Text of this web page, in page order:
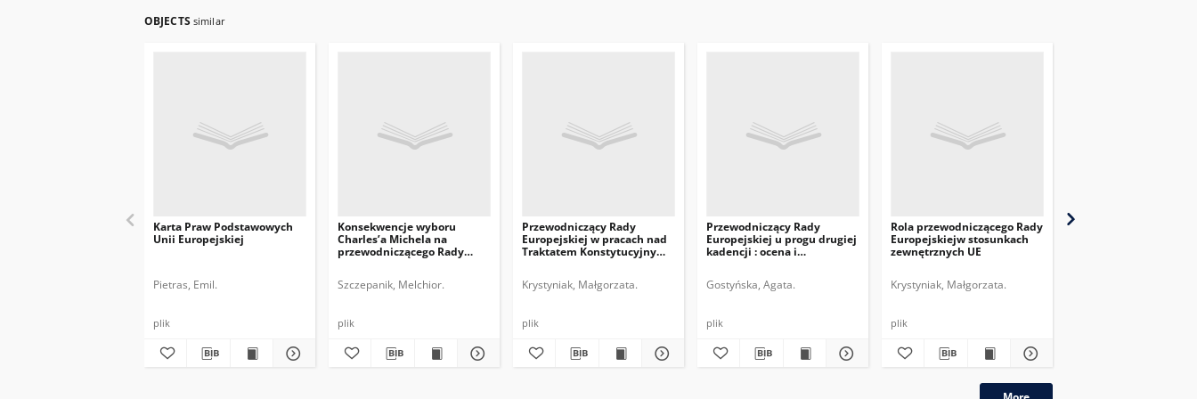
OBJECTS similar
Karta Praw Podstawowych
Unii Europejskiej
Pietras, Emil.
plik
Konsekwencje wyboru
Charles’a Michela na
przewodniczącego Rady
Szczepanik, Melchior.
plik
Przewodniczący Rady
Europejskiej w pracach nad
Traktatem Konstytucyjnym
Krystyniak, Małgorzata.
plik
Przewodniczący Rady
Europejskiej u progu drugiej
kadencji : ocena i
Gostyńska, Agata.
plik
Rola przewodniczącego Rady
Europejskiejw stosunkach
zewnętrznych UE
Krystyniak, Małgorzata.
plik